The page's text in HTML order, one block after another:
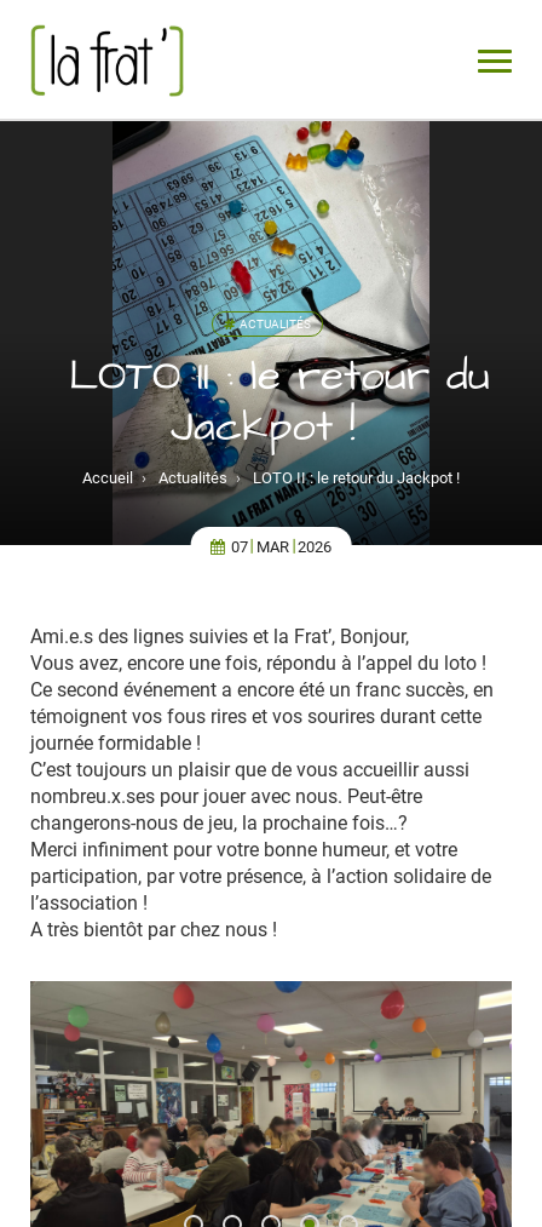
ACTUALITÉS
LOTO II : le retour du
Jackpot !
Accueil › Actualités › LOTO II : le retour du Jackpot !
07 MAR 2026
Ami.e.s des lignes suivies et la Frat’, Bonjour,
Vous avez, encore une fois, répondu à l’appel du loto !
Ce second événement a encore été un franc succès, en
témoignent vos fous rires et vos sourires durant cette
journée formidable !
C’est toujours un plaisir que de vous accueillir aussi
nombreu.x.ses pour jouer avec nous. Peut-être
changerons-nous de jeu, la prochaine fois…?
Merci infiniment pour votre bonne humeur, et votre
participation, par votre présence, à l’action solidaire de
l’association !
A très bientôt par chez nous !